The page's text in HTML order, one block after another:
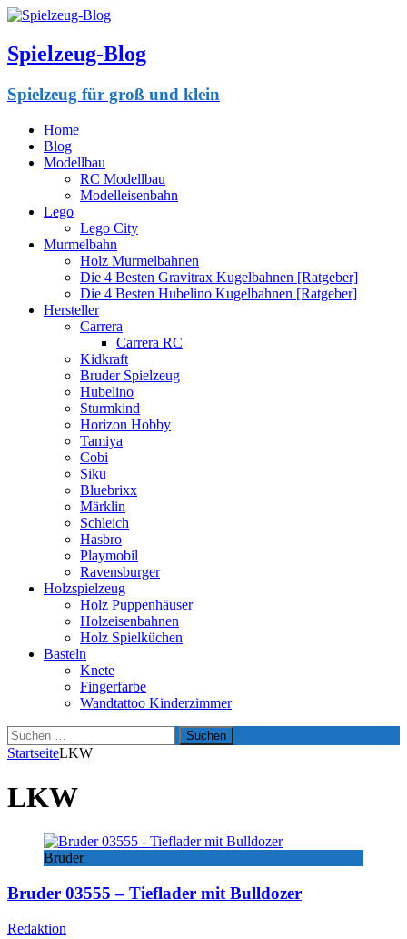
Spielzeug-Blog
Spielzeug für groß und klein
Home
Blog
Modellbau
RC Modellbau
Modelleisenbahn
Lego
Lego City
Murmelbahn
Holz Murmelbahnen
Die 4 Besten Gravitrax Kugelbahnen [Ratgeber]
Die 4 Besten Hubelino Kugelbahnen [Ratgeber]
Hersteller
Carrera
Carrera RC
Kidkraft
Bruder Spielzeug
Hubelino
Sturmkind
Horizon Hobby
Tamiya
Cobi
Siku
Bluebrixx
Märklin
Schleich
Hasbro
Playmobil
Ravensburger
Holzspielzeug
Holz Puppenhäuser
Holzeisenbahnen
Holz Spielküchen
Basteln
Knete
Fingerfarbe
Wandtattoo Kinderzimmer
Suchen
nach:
StartseiteLKW
LKW
Bruder
Bruder 03555 – Tieflader mit Bulldozer
Redaktion